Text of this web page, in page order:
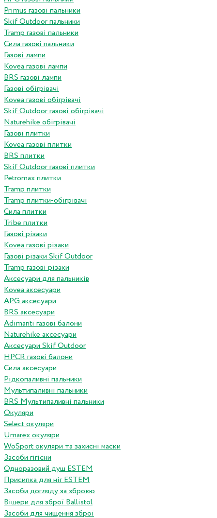
Primus газові пальники
Skif Outdoor пальники
Tramp газові пальники
Сила газові пальники
Газові лампи
Kovea газові лампи
BRS газові лампи
Газові обігрівачі
Kovea газові обігрівачі
Skif Outdoor газові обігрівачі
Naturehike обігрівачі
Газові плитки
Kovea газові плитки
BRS плитки
Skif Outdoor газові плитки
Petromax плитки
Tramp плитки
Tramp плитки-обігрівачі
Сила плитки
Tribe плитки
Газові різаки
Kovea газові різаки
Газові різаки Skif Outdoor
Tramp газові різаки
Аксесуари для пальників
Kovea аксесуари
APG аксесуари
BRS аксесуари
Adimanti газові балони
Naturehike аксесуари
Аксесуари Skif Outdoor
HPCR газові балони
Сила аксесуари
Рідкопаливні пальники
Мультипаливні пальники
BRS Мультипаливні пальники
Окуляри
Select окуляри
Umarex окуляри
WoSport окуляри та захисні маски
Засоби гігієни
Одноразовий душ ESTEM
Присипка для ніг ESTEM
Засоби догляду за зброєю
Вішери для зброї Ballistol
Засоби для чищення зброї